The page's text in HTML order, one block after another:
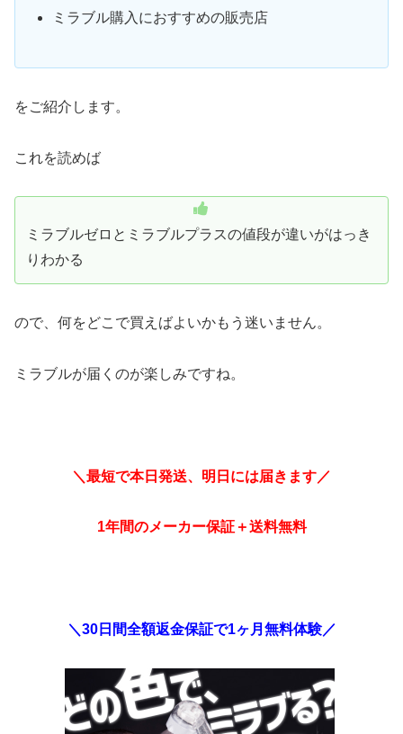
ミラブル購入におすすめの販売店
をご紹介します。
これを読めば
ミラブルゼロとミラブルプラスの値段が違いがはっき
りわかる
ので、何をどこで買えばよいかもう迷いません。
ミラブルが届くのが楽しみですね。
＼最短で本日発送、明日には届きます／
1年間のメーカー保証＋送料無料
＼30日間全額返金保証で1ヶ月無料体験／